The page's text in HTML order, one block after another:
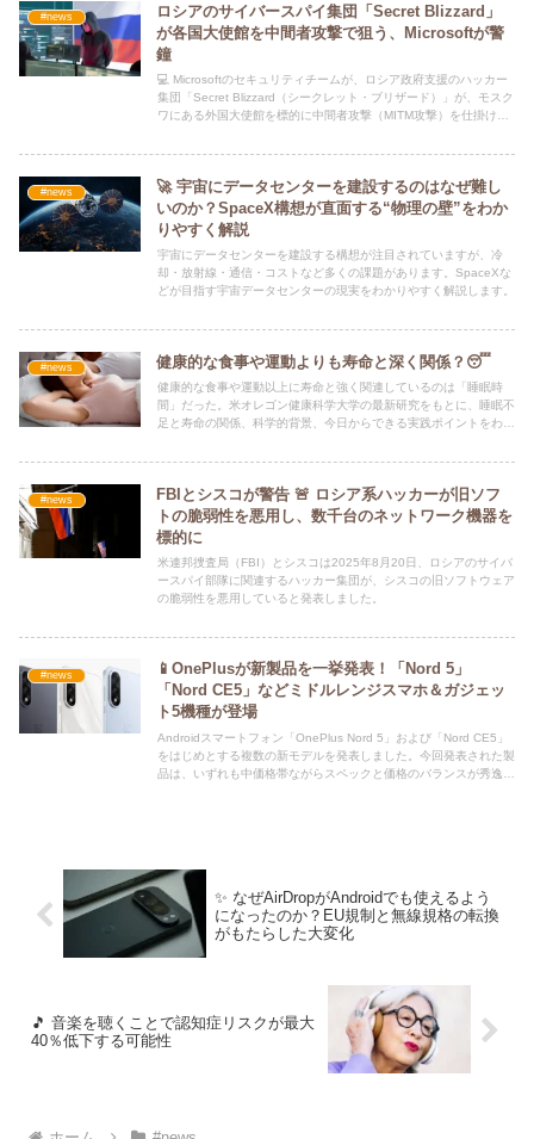
#news
ロシアのサイバースパイ集団「Secret Blizzard」
が各国大使館を中間者攻撃で狙う、Microsoftが警
鐘
💻 Microsoftのセキュリティチームが、ロシア政府支援のハッカー
集団「Secret Blizzard（シークレット・ブリザード）」が、モスク
ワにある外国大使館を標的に中間者攻撃（MITM攻撃）を仕掛けて
#news
🚀 宇宙にデータセンターを建設するのはなぜ難し
いのか？SpaceX構想が直面する“物理の壁”をわか
りやすく解説
宇宙にデータセンターを建設する構想が注目されていますが、冷
却・放射線・通信・コストなど多くの課題があります。SpaceXな
どが目指す宇宙データセンターの現実をわかりやすく解説します。
#news 健康的な食事や運動よりも寿命と深く関係？😴
健康的な食事や運動以上に寿命と強く関連しているのは「睡眠時
間」だった。米オレゴン健康科学大学の最新研究をもとに、睡眠不
足と寿命の関係、科学的背景、今日からできる実践ポイントをわか
#news
FBIとシスコが警告 🚨 ロシア系ハッカーが旧ソフ
トの脆弱性を悪用し、数千台のネットワーク機器を
標的に
米連邦捜査局（FBI）とシスコは2025年8月20日、ロシアのサイバ
ースパイ部隊に関連するハッカー集団が、シスコの旧ソフトウェア
の脆弱性を悪用していると発表しました。
#news
📱OnePlusが新製品を一挙発表！「Nord 5」
「Nord CE5」などミドルレンジスマホ＆ガジェッ
ト5機種が登場
Androidスマートフォン「OnePlus Nord 5」および「Nord CE5」
をはじめとする複数の新モデルを発表しました。今回発表された製
品は、いずれも中価格帯ながらスペックと価格のバランスが秀逸
✨ なぜAirDropがAndroidでも使えるよう
になったのか？EU規制と無線規格の転換
がもたらした大変化
🎵 音楽を聴くことで認知症リスクが最大
40％低下する可能性